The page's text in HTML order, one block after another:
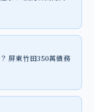
屏東竹田350萬債務